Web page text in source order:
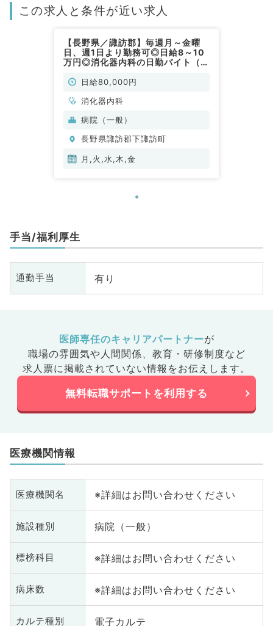
この求人と条件が近い求人
【長野県／諏訪郡】毎週月～金曜
日、週1日より勤務可◎日給8～10
万円◎消化器内科の日勤バイト（消
日給80,000円
消化器内科
病院（一般）
長野県諏訪郡下諏訪町
月,火,水,木,金
手当/福利厚生
通勤手当 有り
医師専任のキャリアパートナーが
職場の雰囲気や人間関係、 教育・研修制度など
求人票に掲載されていない情報をお伝えします。
無料転職サポートを利用する
医療機関情報
医療機関名 ※詳細はお問い合わせください
施設種別 病院（一般）
標榜科目 ※詳細はお問い合わせください
病床数 ※詳細はお問い合わせください
カルテ種別 電子カルテ